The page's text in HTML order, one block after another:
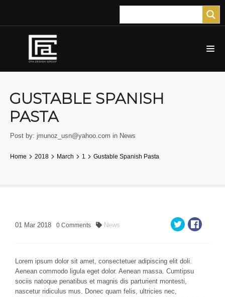
GUSTABLE SPANISH
PASTA
Post by: jmunoz_usn@yahoo.com in News
Home 2018 March 1 Gustable Spanish Pasta
01 Mar 2018 0 Comments News
Lorem ipsum dolor sit amet, consectetuer adipiscing elit doli.
Aenean commodo ligula eget dolor. Aenean massa. Cumtipsu
sociis natoque penatibus et magnis dis parturient montesti,
nascetur ridiculus mus. Donec quam felis, ultricies nec,